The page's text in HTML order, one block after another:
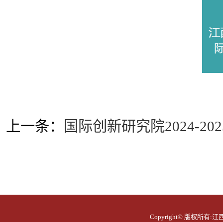
上一条： 国际创新研究院2024-
Copyright© 版权所有:江